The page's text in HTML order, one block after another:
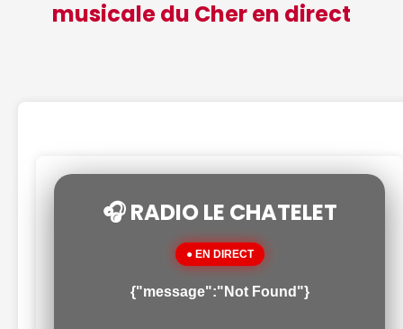
musicale du Cher en direct
🎧 RADIO LE CHATELET
● EN DIRECT
{"message":"Not Found"}